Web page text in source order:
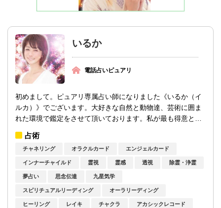
いるか
電話占いピュアリ
初めまして。ピュアリ専属占い師になりました《いるか（イ
ルカ）》でございます。大好きな自然と動物達、芸術に囲ま
れた環境で鑑定をさせて頂いております。私が最も得意とす
占術
チャネリング オラクルカード エンジェルカード
インナーチャイルド 霊視 霊感 透視 除霊・浄霊
夢占い 思念伝達 九星気学
スピリチュアルリーディング オーラリーディング
ヒーリング レイキ チャクラ アカシックレコード